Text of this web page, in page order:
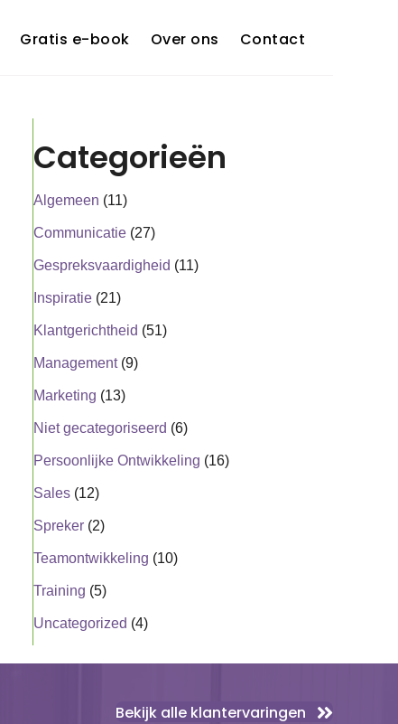
Gratis e-book Over ons Contact
Categorieën
Algemeen (11)
Communicatie(27)
Gespreksvaardigheid (11)
Inspiratie(21)
Klantgerichtheid (51)
Management(9)
Marketing (13)
Niet gecategoriseerd (6)
Persoonlijke Ontwikkeling (16)
Sales(12)
Spreker(2)
Teamontwikkeling (10)
Training (5)
Uncategorized (4)
Bekijk alle klantervaringen